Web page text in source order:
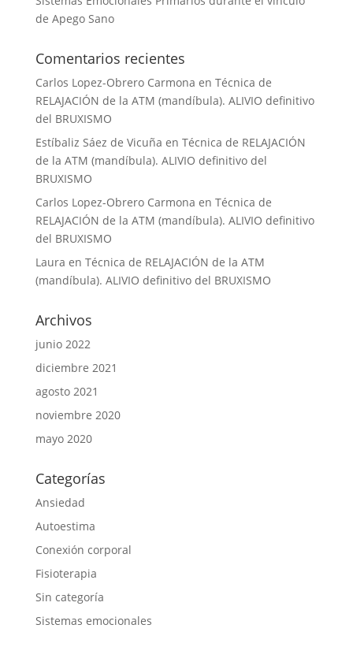
de Apego Sano
Comentarios recientes
Carlos Lopez-Obrero Carmona en Técnica de
RELAJACIÓN de la ATM (mandíbula). ALIVIO definitivo
del BRUXISMO
Estíbaliz Sáez de Vicuña en Técnica de RELAJACIÓN
de la ATM (mandíbula). ALIVIO definitivo del
BRUXISMO
Carlos Lopez-Obrero Carmona en Técnica de
RELAJACIÓN de la ATM (mandíbula). ALIVIO definitivo
del BRUXISMO
Laura en Técnica de RELAJACIÓN de la ATM
(mandíbula). ALIVIO definitivo del BRUXISMO
Archivos
junio 2022
diciembre 2021
agosto 2021
noviembre 2020
mayo 2020
Categorías
Ansiedad
Autoestima
Conexión corporal
Fisioterapia
Sin categoría
Sistemas emocionales